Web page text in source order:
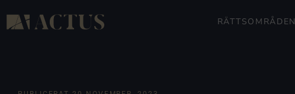
RÄTTSOMRÅDEN